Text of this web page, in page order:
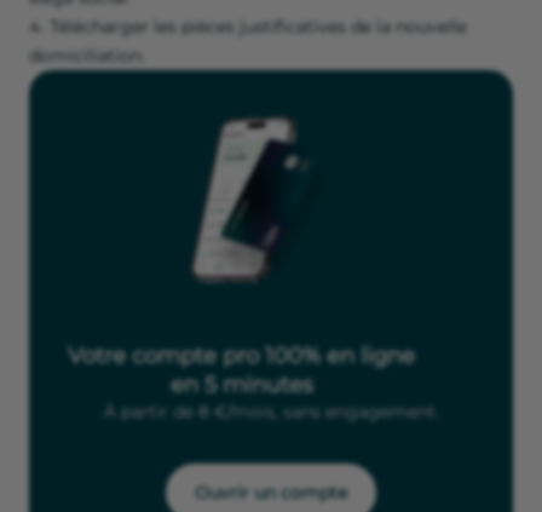
Télécharger les pièces justificatives de la nouvelle
domiciliation.
Votre compte pro 100% en ligne
en 5 minutes
À partir de 8 €/mois, sans engagement.
Ouvrir un compte